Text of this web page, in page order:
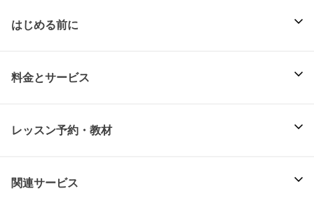
はじめる前に
料金とサービス
レッスン予約・教材
関連サービス